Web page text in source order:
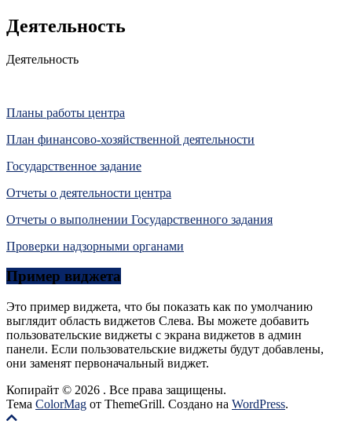
Деятельность
Деятельность
Планы работы центра
План финансово-хозяйственной деятельности
Государственное задание
Отчеты о деятельности центра
Отчеты о выполнении Государственного задания
Проверки надзорными органами
Пример виджета
Это пример виджета, что бы показать как по умолчанию
выглядит область виджетов Слева. Вы можете добавить
пользовательские виджеты с экрана виджетов в админ
панели. Если пользовательские виджеты будут добавлены,
они заменят первоначальный виджет.
Копирайт © 2026 . Все права защищены.
Тема ColorMag от ThemeGrill. Создано на WordPress.